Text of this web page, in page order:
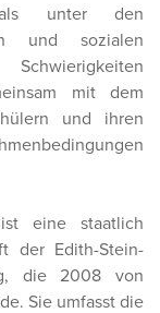
unter den
und sozialen
mit dem
und ihren
ist eine staatlich
der Edith-Stein-
die 2008 von
Sie umfasst die